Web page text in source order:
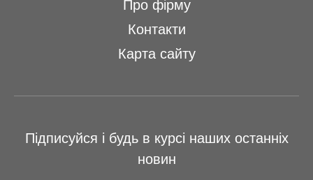
Про фірму
Контакти
Карта сайту
Підписуйся і будь в курсі наших останніх
новин